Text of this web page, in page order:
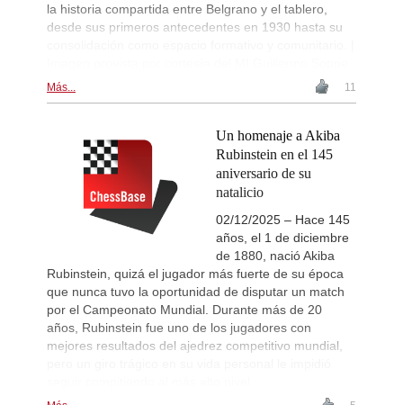
la historia compartida entre Belgrano y el tablero,
desde sus primeros antecedentes en 1930 hasta su
Más... 11
Un homenaje a Akiba
Rubinstein en el 145
aniversario de su
natalicio
02/12/2025 – Hace 145
años, el 1 de diciembre
de 1880, nació Akiba
Rubinstein, quizá el jugador más fuerte de su época
que nunca tuvo la oportunidad de disputar un match
por el Campeonato Mundial. Durante más de 20
años, Rubinstein fue uno de los jugadores con
mejores resultados del ajedrez competitivo mundial,